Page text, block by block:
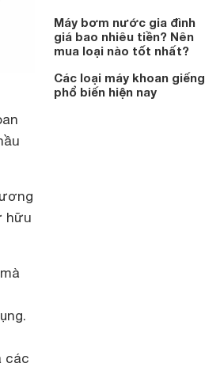
hữu
các
Máy bơm nước gia đình
giá bao nhiêu tiền? Nên
mua loại nào tốt nhất?
Các loại máy khoan giếng
phổ biến hiện nay